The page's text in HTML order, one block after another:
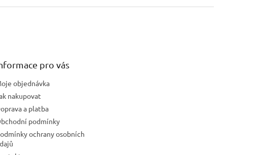
pro vás
objednávka
nakupovat
a platba
podmínky
ochrany osobních